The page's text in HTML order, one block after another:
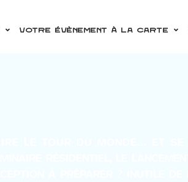
Votre évènement à la carte